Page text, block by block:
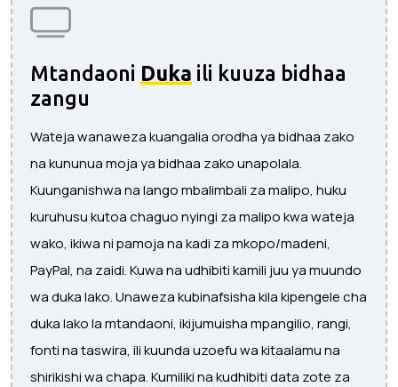
Mtandaoni Duka ili kuuza bidhaa
zangu
Wateja wanaweza kuangalia orodha ya bidhaa zako
na kununua moja ya bidhaa zako unapolala.
Kuunganishwa na lango mbalimbali za malipo, huku
kuruhusu kutoa chaguo nyingi za malipo kwa wateja
wako, ikiwa ni pamoja na kadi za mkopo/madeni,
PayPal, na zaidi. Kuwa na udhibiti kamili juu ya muundo
wa duka lako. Unaweza kubinafsisha kila kipengele cha
duka lako la mtandaoni, ikijumuisha mpangilio, rangi,
fonti na taswira, ili kuunda uzoefu wa kitaalamu na
shirikishi wa chapa. Kumiliki na kudhibiti data zote za